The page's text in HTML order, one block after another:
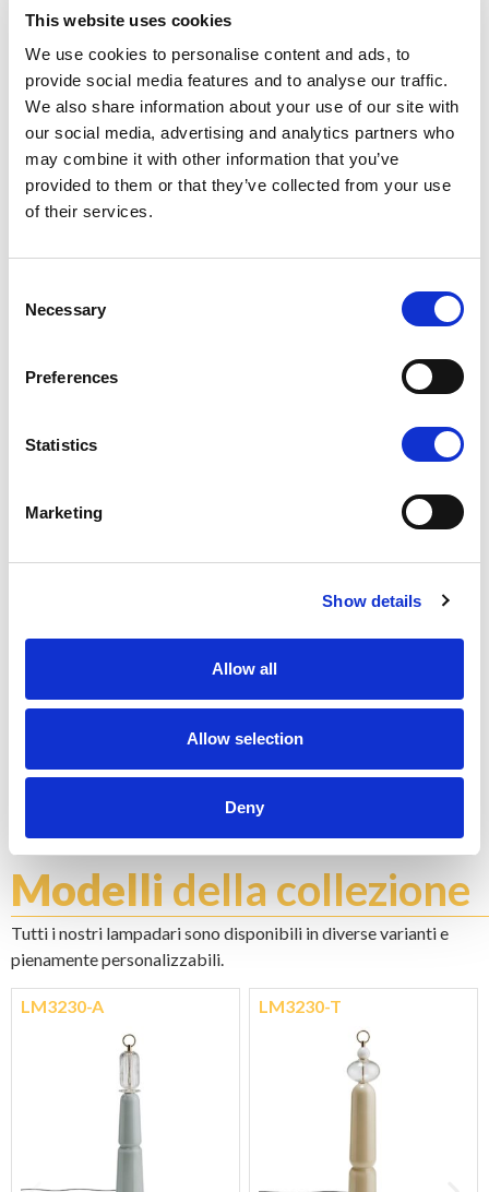
This website uses cookies
We use cookies to personalise content and ads, to
provide social media features and to analyse our traffic.
We also share information about your use of our site with
our social media, advertising and analytics partners who
may combine it with other information that you’ve
provided to them or that they’ve collected from your use
of their services.
Selection
Necessary
Preferences
Statistics
Marketing
Show details
Allow all
Allow selection
Deny
CH3-NEVE
Non fermarti a ciò che vedi, ogni prodotto è
Modellidella collezione
Tutti i nostri lampadari sono disponibili in diverse varianti e
pienamente personalizzabili.
LM3230-A LM3230-T